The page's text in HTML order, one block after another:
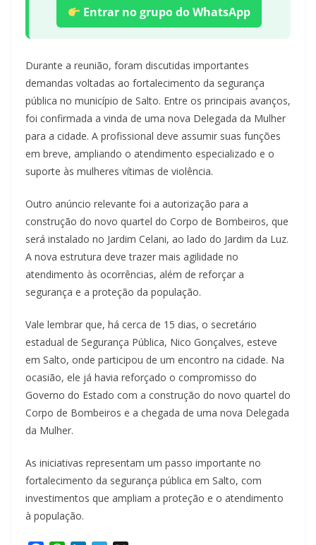
Entrar no grupo do WhatsApp
Durante a reunião, foram discutidas importantes
demandas voltadas ao fortalecimento da segurança
pública no município de Salto. Entre os principais avanços,
foi confirmada a vinda de uma nova Delegada da Mulher
para a cidade. A profissional deve assumir suas funções
em breve, ampliando o atendimento especializado e o
suporte às mulheres vítimas de violência.
Outro anúncio relevante foi a autorização para a
construção do novo quartel do Corpo de Bombeiros, que
será instalado no Jardim Celani, ao lado do Jardim da Luz.
A nova estrutura deve trazer mais agilidade no
atendimento às ocorrências, além de reforçar a
segurança e a proteção da população.
Vale lembrar que, há cerca de 15 dias, o secretário
estadual de Segurança Pública, Nico Gonçalves, esteve
em Salto, onde participou de um encontro na cidade. Na
ocasião, ele já havia reforçado o compromisso do
Governo do Estado com a construção do novo quartel do
Corpo de Bombeiros e a chegada de uma nova Delegada
da Mulher.
As iniciativas representam um passo importante no
fortalecimento da segurança pública em Salto, com
investimentos que ampliam a proteção e o atendimento
à população.